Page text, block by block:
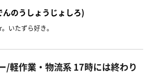
んのうしょうじょしろ)
いたずら好き。
/軽作業・物流系 17時には終わり